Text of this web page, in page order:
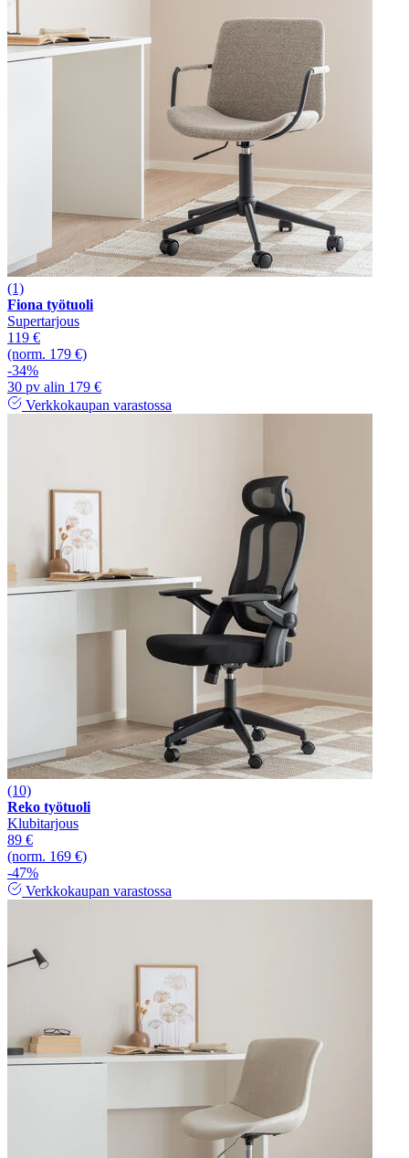
(1)
Fiona työtuoli
Supertarjous
119 €
(norm. 179 €)
-34%
30 pv alin 179 €
Verkkokaupan varastossa
(10)
Reko työtuoli
Klubitarjous
89 €
(norm. 169 €)
-47%
Verkkokaupan varastossa